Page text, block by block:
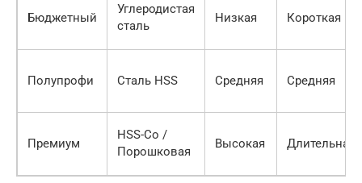
Бюджетный
Углеродистая
сталь
Низкая Короткая
Полупрофи Сталь HSS Средняя Средняя
Премиум
HSS-Co /
Порошковая
Высокая Длительная